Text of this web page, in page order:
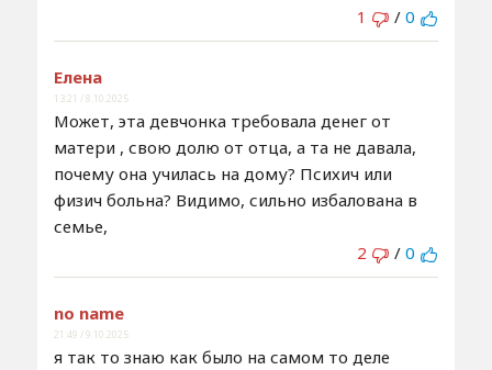
1
/ 0
Елена
13:21 / 8.10.2025
Может, эта девчонка требовала денег от
матери , свою долю от отца, а та не давала,
почему она училась на дому? Психич или
физич больна? Видимо, сильно избалована в
семье,
2
/ 0
no name
21:49 / 9.10.2025
я так то знаю как было на самом то деле